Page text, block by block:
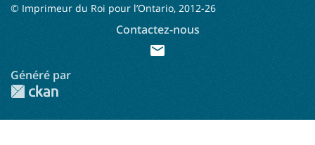
© Imprimeur du Roi pour l’Ontario, 2012-26
Contactez-nous
mail
Généré par